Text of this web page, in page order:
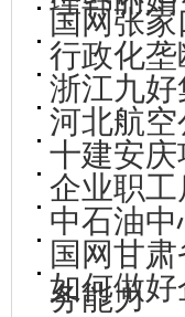
国网张
行政化
浙江九
河北航
十建安
企业职工
中石油
国网甘
务能力
如何做